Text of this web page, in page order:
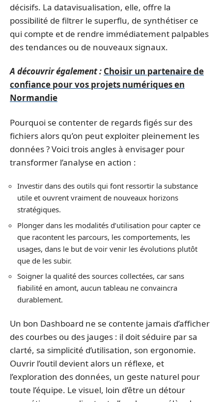
décisifs. La datavisualisation, elle, offre la
possibilité de filtrer le superflu, de synthétiser ce
qui compte et de rendre immédiatement palpables
des tendances ou de nouveaux signaux.
A découvrir également : Choisir un partenaire de
confiance pour vos projets numériques en
Normandie
Pourquoi se contenter de regards figés sur des
fichiers alors qu’on peut exploiter pleinement les
données ? Voici trois angles à envisager pour
transformer l’analyse en action :
Investir dans des outils qui font ressortir la substance
utile et ouvrent vraiment de nouveaux horizons
stratégiques.
Plonger dans les modalités d’utilisation pour capter ce
que racontent les parcours, les comportements, les
usages, dans le but de voir venir les évolutions plutôt
que de les subir.
Soigner la qualité des sources collectées, car sans
fiabilité en amont, aucun tableau ne convaincra
durablement.
Un bon Dashboard ne se contente jamais d’afficher
des courbes ou des jauges : il doit séduire par sa
clarté, sa simplicité d’utilisation, son ergonomie.
Ouvrir l’outil devient alors un réflexe, et
l’exploration des données, un geste naturel pour
toute l’équipe. Le visuel, loin d’être un détour